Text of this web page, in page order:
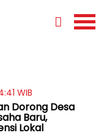
WIB
Dorong Desa
Baru,
Lokal